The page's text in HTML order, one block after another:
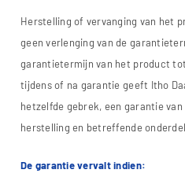
Herstelling of vervanging van het
geen verlenging van de
garantietermijn van het product
tijdens of na garantie geeft Itho
hetzelfde gebrek, een garantie
herstelling en betreffende
De garantie vervalt indien: